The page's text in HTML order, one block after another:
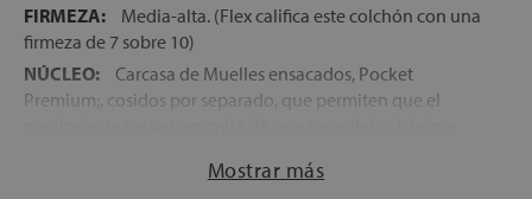
FIRMEZA:
Media-alta. (Flex califica este colchón con una
firmeza de 7 sobre 10)
NÚCLEO:
Carcasa de Muelles ensacados, Pocket
Premium;, cosidos por separado, que permiten que el
Refuerzo perimetral del núcleo con
Mostrar más